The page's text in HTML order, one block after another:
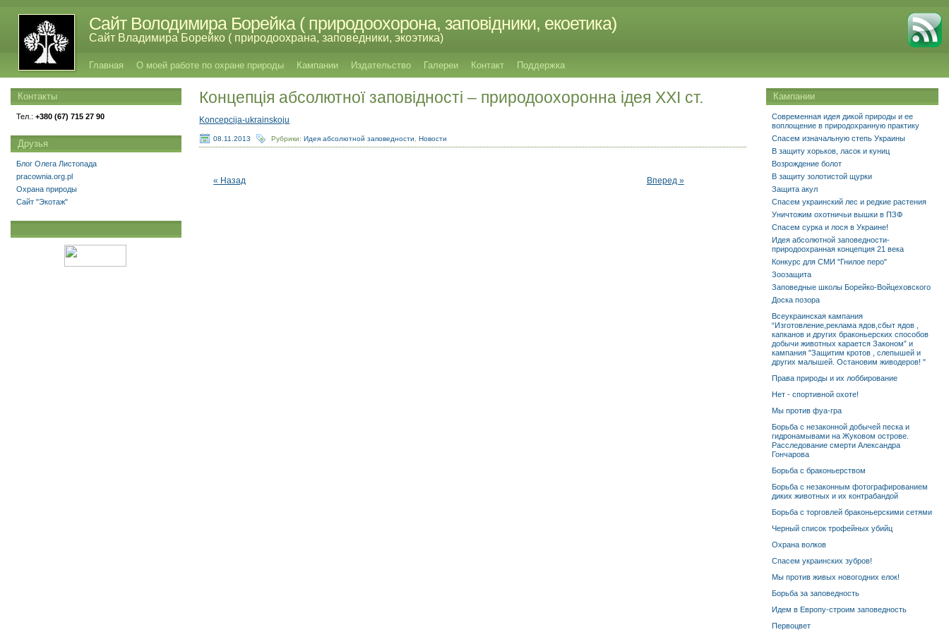
Сайт Володимира Борейка ( природоохорона, заповідники, екоетика)
Сайт Владимира Борейко ( природоохрана, заповедники, экоэтика)
Главная О моей работе по охране природы Кампании Издательство Галереи Контакт Поддержка
Концепція абсолютної заповідності – природоохоронна ідея ХХІ ст.
Koncepcija-ukrainskoju
08.11.2013 Рубрики:Идея абсолютной заповедности ,Новости
« Назад Вперед »
Кампании
Современная идея дикой природы и ее
воплощение в природохранную практику
Спасем изначальную степь Украины
В защиту хорьков, ласок и куниц
Возрождение болот
В защиту золотистой щурки
Защита акул
Спасем украинский лес и редкие растения
Уничтожим охотничьи вышки в ПЗФ
Спасем сурка и лося в Украине!
Идея абсолютной заповедности-
природоохранная концепция 21 века
Конкурс для СМИ "Гнилое перо"
Зоозащита
Заповедные школы Борейко-Войцеховского
Доска позора
Всеукраинская кампания
“Изготовление,реклама ядов,сбыт ядов ,
капканов и других браконьерских способов
добычи животных карается Законом” и
кампания "Защитим кротов , слепышей и
других малышей. Остановим живодеров! "
Права природы и их лоббирование
Нет - спортивной охоте!
Мы против фуа-гра
Борьба с незаконной добычей песка и
гидронамывами на Жуковом острове.
Расследование смерти Александра
Гончарова
Борьба с браконьерством
Борьба с незаконным фотографированием
диких животных и их контрабандой
Борьба с торговлей браконьерскими сетями
Черный список трофейных убийц
Охрана волков
Спасем украинских зубров!
Мы против живых новогодних елок!
Борьба за заповедность
Идем в Европу-строим заповедность
Первоцвет
Контакты
Тел.: +380 (67) 715 27 90
Друзья
Блог Олега Листопада
pracownia.org.pl
Охрана природы
Сайт "Экотаж"